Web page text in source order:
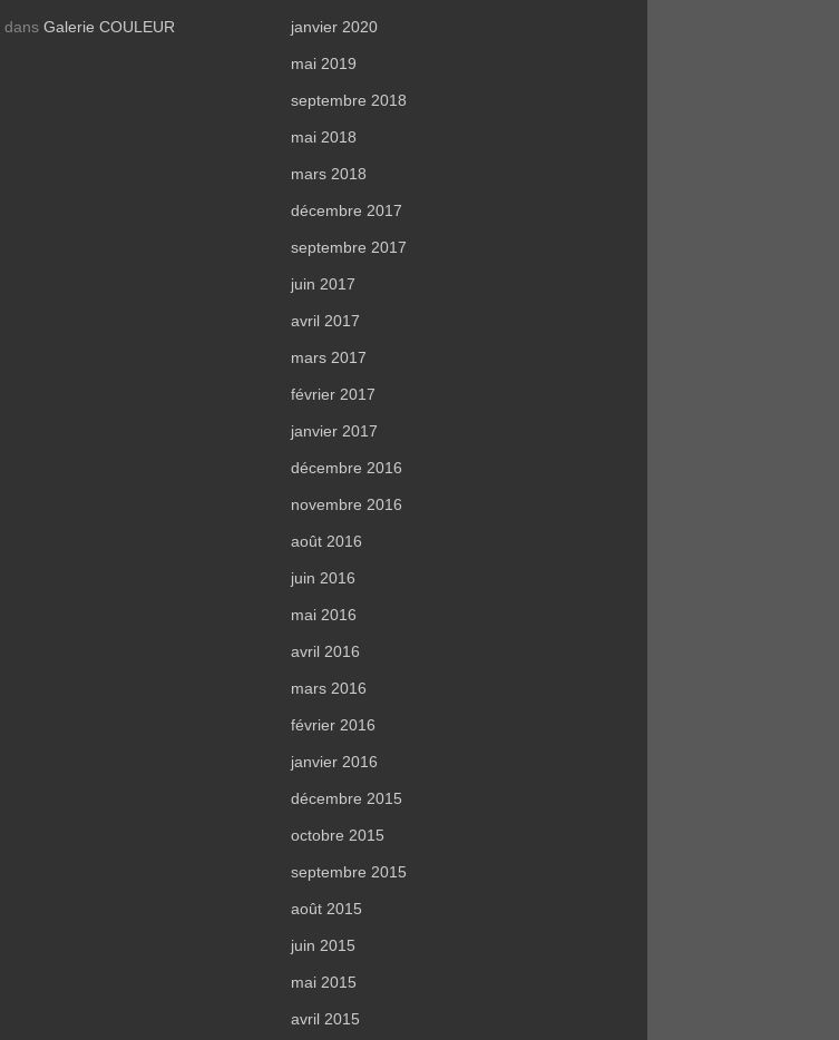
dans Galerie COULEUR janvier 2020
mai 2019
septembre 2018
mai 2018
mars 2018
décembre 2017
septembre 2017
juin 2017
avril 2017
mars 2017
février 2017
janvier 2017
décembre 2016
novembre 2016
août 2016
juin 2016
mai 2016
avril 2016
mars 2016
février 2016
janvier 2016
décembre 2015
octobre 2015
septembre 2015
août 2015
juin 2015
mai 2015
avril 2015